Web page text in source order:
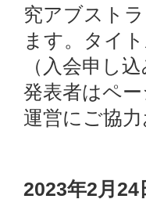
究アブスト
ます。タイ
（入会申し
発表者はペ
運営にご協力
2023年2月